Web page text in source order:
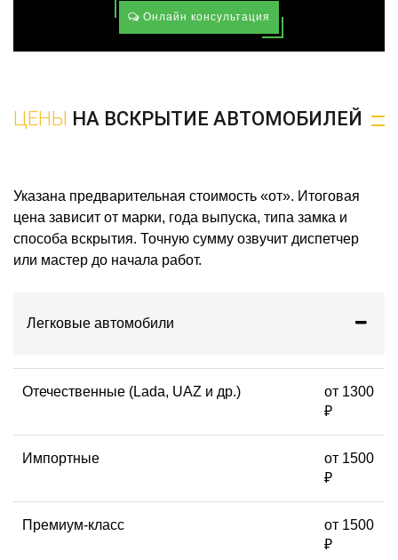
Онлайн консультация
ЦЕНЫ НА ВСКРЫТИЕ АВТОМОБИЛЕЙ
Указана предварительная стоимость «от». Итоговая
цена зависит от марки, года выпуска, типа замка и
способа вскрытия. Точную сумму озвучит диспетчер
или мастер до начала работ.
Легковые автомобили
Отечественные (Lada, UAZ и др.)
от 1300
₽
Импортные
от 1500
₽
Премиум-класс
от 1500
₽